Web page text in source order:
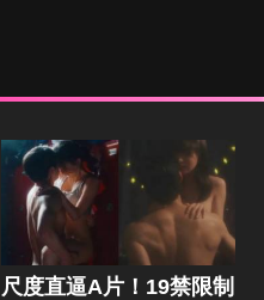
尺度直逼A片！19禁限制